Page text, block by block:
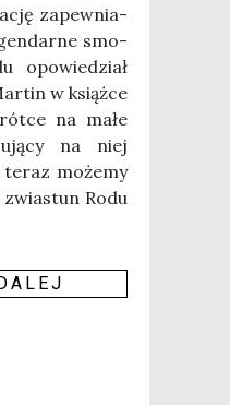
zapew­nia­
smo­
opo­wie­dział
w książ­ce
na małe
na niej
teraz może­my
Rodu